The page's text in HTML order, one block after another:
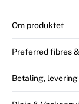
Om produktet
Preferred fibres
Betaling,